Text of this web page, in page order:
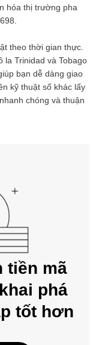
hóa thị trường pha
theo thời gian thực.
la Trinidad và Tobago
bạn dễ dàng giao
kỹ thuật số khác lấy
chóng và thuận
tiền mã
phá
tốt hơn